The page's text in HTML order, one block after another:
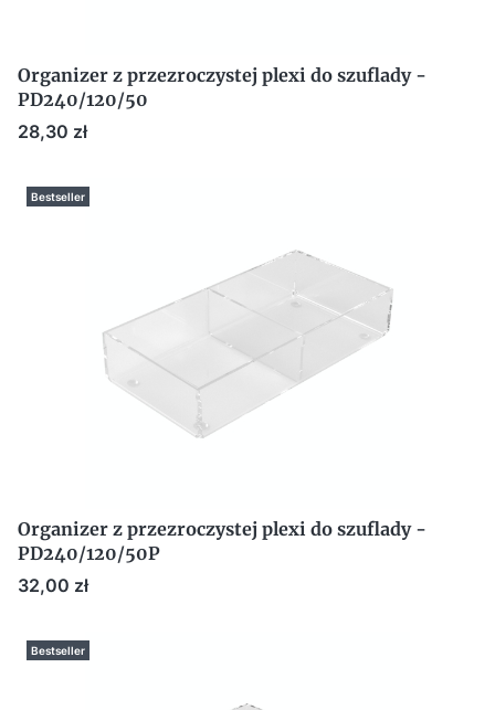
Organizer z przezroczystej plexi do szuflady -
PD240/120/50
Cena
28,30 zł
Bestseller
Organizer z przezroczystej plexi do szuflady -
PD240/120/50P
Cena
32,00 zł
Bestseller